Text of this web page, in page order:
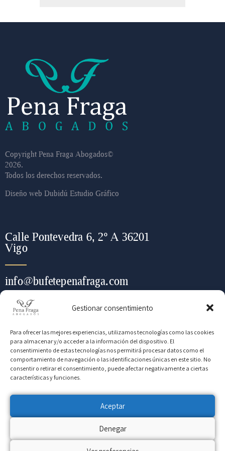
Gestionar consentimiento
Para ofrecer las mejores experiencias, utilizamos tecnologías como las cookies
para almacenar y/o acceder a la información del dispositivo. El
consentimiento de estas tecnologías nos permitirá procesar datos como el
comportamiento de navegación o las identificaciones únicas en este sitio. No
consentir o retirar el consentimiento, puede afectar negativamente a ciertas
características y funciones.
Aceptar
Denegar
Copyright Pena Fraga Abogados©
2026.
Todos los derechos reservados.
Diseño web Dubidú Estudio Gráfico
Calle Pontevedra 6, 2º A 36201
Vigo
info@bufetepenafraga.com
+ (34) 986 443 452
Contacte con nosotros para
cualquier información que
CONTACTO